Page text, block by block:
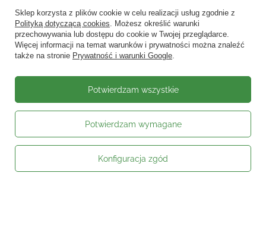
Moje zamówienie
Sklep korzysta z plików cookie w celu realizacji usług zgodnie z
Polityką dotyczącą cookies. Możesz określić warunki
przechowywania lub dostępu do cookie w Twojej przeglądarce.
Więcej informacji na temat warunków i prywatności można znaleźć
także na stronie Prywatność i warunki Google.
Potwierdzam wymagane
Konfiguracja zgód
Potwierdzam wszystkie